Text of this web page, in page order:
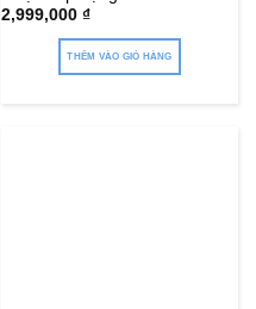
2,999,000 ₫
THÊM VÀO GIỎ HÀNG